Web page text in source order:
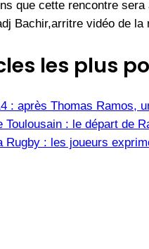
que cette rencontre
Bachir,arritre vidéo de la
les plus
: après Thomas Ramos,
Toulousain : le départ de
Rugby : les joueurs